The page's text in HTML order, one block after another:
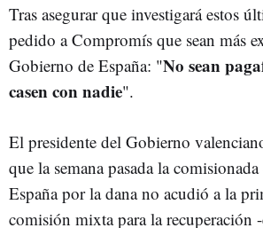
Tras asegurar que investigará estos
pedido a Compromís que sean más
Gobierno de España: "No sean
casen con nadie".
El presidente del Gobierno
que la semana pasada la
España por la dana no acudió a la
comisión mixta para la recuperación